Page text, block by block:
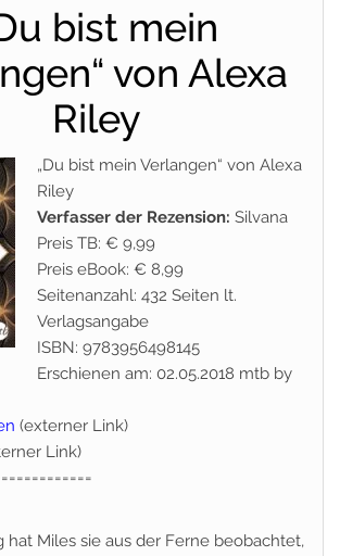
bist mein
von Alexa
Riley
„Du bist mein Verlangen“ von Alexa
Riley
Verfasser der Rezension: Silvana
Preis TB: € 9,99
Preis eBook: € 8,99
Seitenanzahl: 432 Seiten lt.
Verlagsangabe
ISBN: 9783956498145
Erschienen am: 02.05.2018 mtb by
(externer Link)
Link)
hat Miles sie aus der Ferne beobachtet,